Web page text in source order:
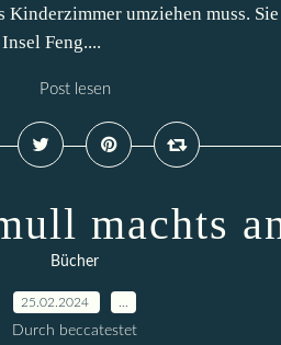
umziehen muss.
Feng....
Post lesen
machts
Bücher
25.02.2024
Durch beccatestet